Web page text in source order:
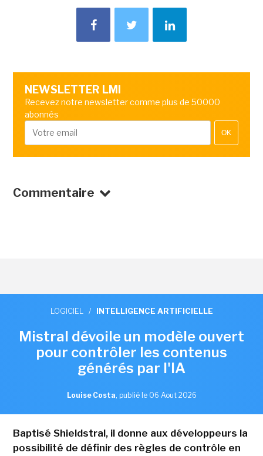
NEWSLETTER LMI
Recevez notre newsletter comme plus de 50000
abonnés
OK
Commentaire
LOGICIEL / INTELLIGENCE ARTIFICIELLE
Mistral dévoile un modèle ouvert
pour contrôler les contenus
générés par l'IA
Louise Costa, publié le 06 Aout 2026
Baptisé Shieldstral, il donne aux développeurs la
possibilité de définir des règles de contrôle en